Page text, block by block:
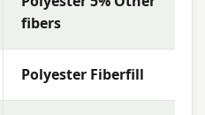
hoogwaardige
kleurechtheid en
zich door trendy
fibers
Polyester Fiberfill